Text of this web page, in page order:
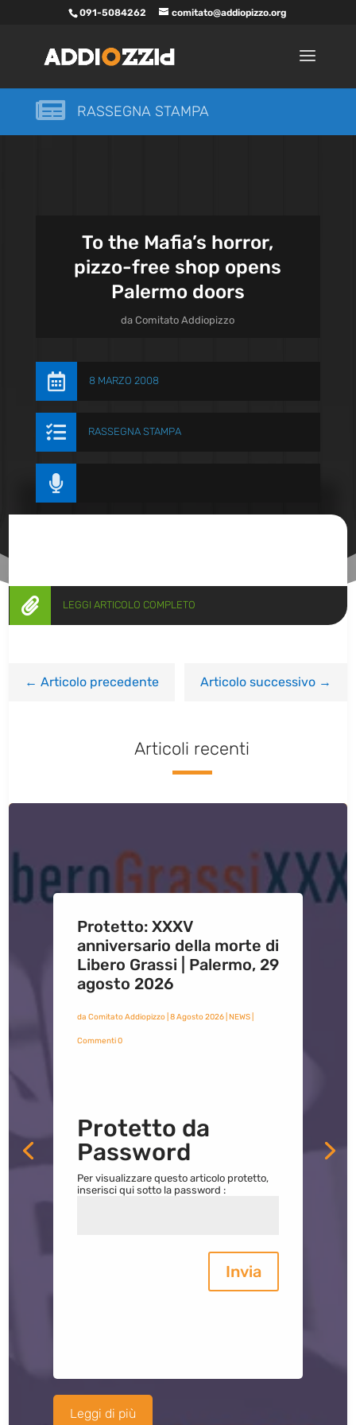
091-5084262 comitato@addiopizzo.org
 RASSEGNA STAMPA
To the Mafia’s horror,
pizzo-free shop opens
Palermo doors
daComitato Addiopizzo
 8 MARZO 2008
 RASSEGNA STAMPA

 LEGGI ARTICOLO COMPLETO
←Articolo precedente Articolo successivo→
Articoli recenti
Protetto: XXXV
anniversario della morte di
Libero Grassi | Palermo, 29
agosto 2026
da Comitato Addiopizzo| 8 Agosto 2026| NEWS|
Commenti 0
Protetto da
Password
Per visualizzare questo articolo protetto,
inserisci qui sotto la password :
Invia
Leggi di più